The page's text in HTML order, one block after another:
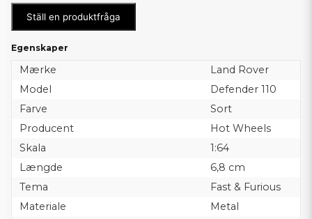
Ställ en produktfråga
Egenskaper
Mærke
Land Rover
Model
Defender 110
Farve
Sort
Producent
Hot Wheels
Skala
1:64
Længde
6,8 cm
Tema
Fast & Furious
Materiale
Metal